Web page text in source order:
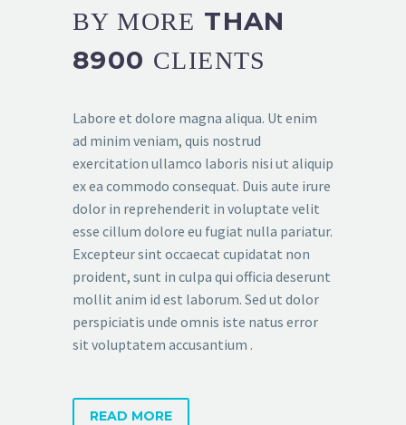
BY MORE THAN
8900 CLIENTS
Labore et dolore magna aliqua. Ut enim
ad minim veniam, quis nostrud
exercitation ullamco laboris nisi ut aliquip
ex ea commodo consequat. Duis aute irure
dolor in reprehenderit in voluptate velit
esse cillum dolore eu fugiat nulla pariatur.
Excepteur sint occaecat cupidatat non
proident, sunt in culpa qui officia deserunt
mollit anim id est laborum. Sed ut dolor
perspiciatis unde omnis iste natus error
sit voluptatem accusantium .
READ MORE